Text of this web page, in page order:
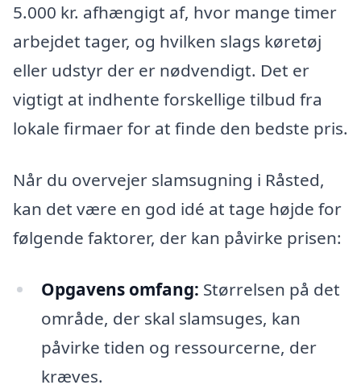
5.000 kr. afhængigt af, hvor mange timer
arbejdet tager, og hvilken slags køretøj
eller udstyr der er nødvendigt. Det er
vigtigt at indhente forskellige tilbud fra
lokale firmaer for at finde den bedste pris.
Når du overvejer slamsugning i Råsted,
kan det være en god idé at tage højde for
følgende faktorer, der kan påvirke prisen:
Opgavens omfang: Størrelsen på det
område, der skal slamsuges, kan
påvirke tiden og ressourcerne, der
kræves.